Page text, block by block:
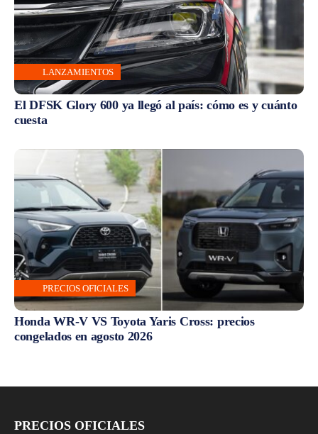
LANZAMIENTOS
El DFSK Glory 600 ya llegó al país: cómo es y cuánto
cuesta
PRECIOS OFICIALES
Honda WR-V VS Toyota Yaris Cross: precios
congelados en agosto 2026
PRECIOS OFICIALES